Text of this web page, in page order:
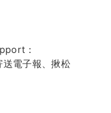
：
電子報、揪松